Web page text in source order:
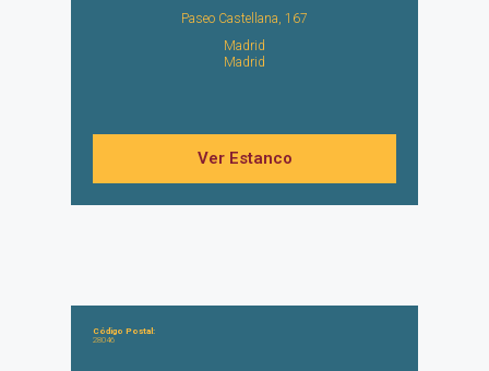
Paseo Castellana, 167
Madrid
Madrid
Ver Estanco
Código Postal:
28046